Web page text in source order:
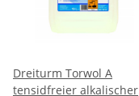
Dreiturm Torwol A
tensidfreier alkalischer